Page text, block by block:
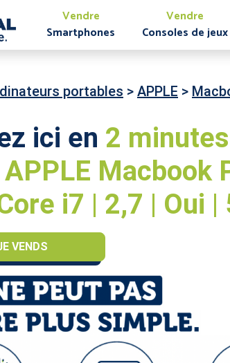
Vendre
Smartphones
Vendre
Consoles de jeux
portables > APPLE >
ici en 2 minutes
APPLE Macbook
i7 | 2,7 | Oui |
VENDS